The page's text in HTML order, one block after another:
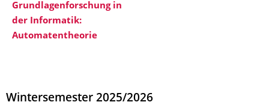
Grundlagenforschung in
der Informatik:
Automatentheorie
Wintersemester 2025/2026